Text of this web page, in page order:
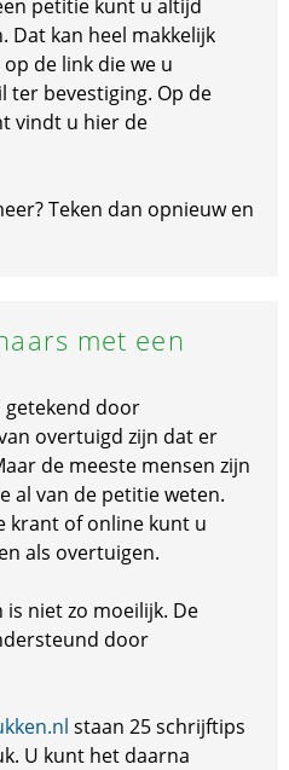
petitie kunt u altijd
Dat kan heel makkelijk
de link die we u
ter bevestiging. Op de
vindt u hier de
Teken dan opnieuw en
met een
door
overtuigd zijn dat er
de meeste mensen zijn
al van de petitie weten.
krant of online kunt u
als overtuigen.
niet zo moeilijk. De
door
staan 25 schrijftips
U kunt het daarna